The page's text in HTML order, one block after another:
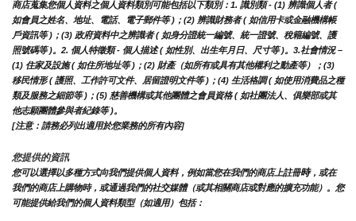
商店蒐集您個人資料之個人資料類別可能包括以下類別：1. 識別類 - (1) 辨識個人者 (
如會員之姓名、地址、電話、電子郵件等 )；(2) 辨識財務者 ( 如信用卡或金融機構帳
戶資訊等 )；(3) 政府資料中之辨識者 ( 如身分證統一編號、統一證號、稅籍編號、護
照號碼等 )。2. 個人特徵類 - 個人描述 ( 如性別、出生年月日、尺寸等 )。3.社會情況 –
(1) 住家及設施 ( 如住所地址等 )；(2) 財產（如所有或具有其他權利之動產等）；(3)
移民情形 ( 護照、工作許可文件、居留證明文件等 )；(4) 生活格調 ( 如使用消費品之種
類及服務之細節等 )；(5) 慈善機構或其他團體之會員資格 ( 如社團法人、俱樂部或其
他志願團體參與者紀錄等 )。
[注意：請務必列出適用於您業務的所有內容]
您提供的資訊
您可以選擇以多種方式向我們提供個人資料，例如當您在我們的商店上註冊時，或在
我們的商店上購物時，或通過我們的社交媒體（或其相關商店或對應的擴充功能）。您
可能提供給我們的個人資料類型（如適用）包括：